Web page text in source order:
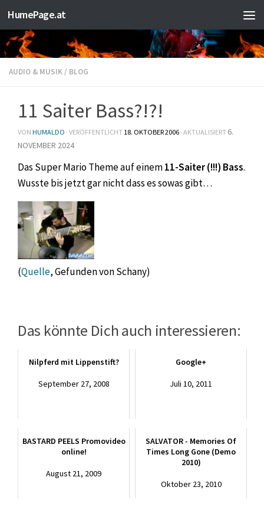
Zum Inhalt springen
HumePage.at
AUDIO & MUSIK / BLOG
11 Saiter Bass?!?!
VON HUMALDO · VERÖFFENTLICHT 18. OKTOBER 2006 · AKTUALISIERT 6.
NOVEMBER 2024
Das Super Mario Theme auf einem11-Saiter (!!!) Bass.
Wusste bis jetzt gar nicht dass es sowas gibt…
(Quelle, Gefunden von Schany)
Das könnte Dich auch interessieren:
Nilpferd mit Lippenstift?
September 27, 2008
Google+
Juli 10, 2011
BASTARD PEELS Promovideo
online!
August 21, 2009
SALVATOR - Memories Of
Times Long Gone (Demo
2010)
Oktober 23, 2010